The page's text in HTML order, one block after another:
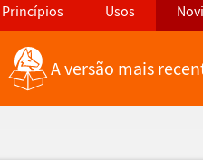
Princípios Usos
A versão mais